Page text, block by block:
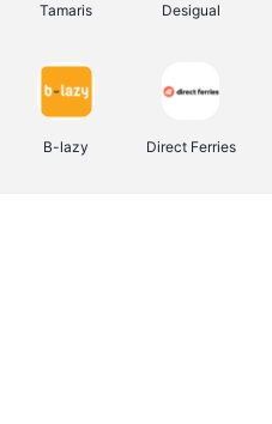
Tamaris Desigual
B-lazy Direct Ferries